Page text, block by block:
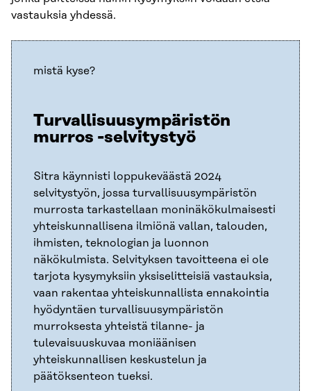
vastauksia yhdessä.
mistä kyse?
Turvallisuusympäristön
murros -selvitystyö
Sitra käynnisti loppukeväästä 2024
selvitystyön, jossa turvallisuusympäristön
murrosta tarkastellaan moninäkökulmaisesti
yhteiskunnallisena ilmiönä vallan, talouden,
ihmisten, teknologian ja luonnon
näkökulmista. Selvityksen tavoitteena ei ole
tarjota kysymyksiin yksiselitteisiä vastauksia,
vaan rakentaa yhteiskunnallista ennakointia
hyödyntäen turvallisuusympäristön
murroksesta yhteistä tilanne- ja
tulevaisuuskuvaa moniäänisen
yhteiskunnallisen keskustelun ja
päätöksenteon tueksi.